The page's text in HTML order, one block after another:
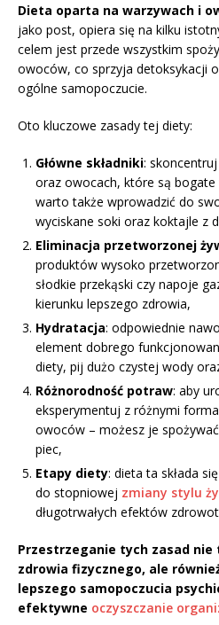
Dieta oparta na warzywach i
jako post, opiera się na kilku
celem jest przede wszystkim
owoców, co sprzyja detoksykacji
ogólne samopoczucie.
Oto kluczowe zasady tej diety:
Główne składniki:
oraz owocach, które są bogate
warto także wprowadzić do
wyciskane soki oraz koktajle z
Eliminacja przetworzonej
produktów wysoko
słodkie przekąski czy napoje
kierunku lepszego zdrowia,
Hydratacja: odpowiednie
element dobrego
diety, pij dużo czystej wody
Różnorodność potraw: aby
eksperymentuj z różnymi
owoców – możesz je
piec,
Etapy diety: dieta ta składa
do stopniowej zmiany stylu
długotrwałych efektów
Przestrzeganie tych zasad
zdrowia fizycznego, ale
lepszego samopoczucia
efektywne oczyszczanie